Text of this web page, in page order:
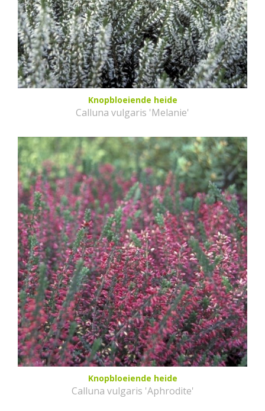
Knopbloeiende heide
Calluna vulgaris 'Melanie'
Knopbloeiende heide
Calluna vulgaris 'Aphrodite'